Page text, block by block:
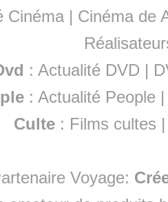
Cinéma | Cinéma de
: Actualité DVD |
:Actualité People
Culte : Films cultes
Voyage: